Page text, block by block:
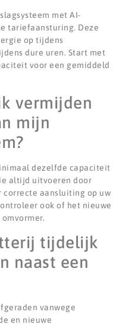
met AI-
tariefaansturing. Deze
op tijdens
dure uren. Start met
voor een gemiddeld
vermijden
mijn
dezelfde capaciteit
altijd uitvoeren door
correcte aansluiting op uw
ook of het nieuwe
tijdelijk
naast een
vanwege
en nieuwe